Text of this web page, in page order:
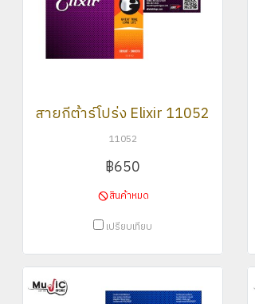
สายกีต้าร์โปร่ง Elixir 11052
11052
฿650
สินค้าหมด
เปรียบเทียบ